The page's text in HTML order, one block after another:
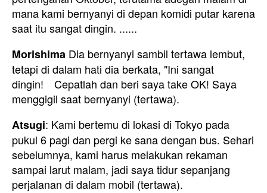
mana kami bernyanyi di depan komidi putar karena
saat itu sangat dingin. ......
Morishima Dia bernyanyi sambil tertawa lembut,
tetapi di dalam hati dia berkata, "Ini sangat
dingin! Cepatlah dan beri saya take OK! Saya
menggigil saat bernyanyi (tertawa).
Atsugi: Kami bertemu di lokasi di Tokyo pada
pukul 6 pagi dan pergi ke sana dengan bus. Sehari
sebelumnya, kami harus melakukan rekaman
sampai larut malam, jadi saya tidur sepanjang
perjalanan di dalam mobil (tertawa).